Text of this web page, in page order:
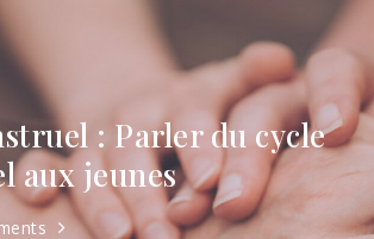
: Parler du cycle
aux jeunes